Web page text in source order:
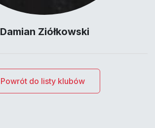
Damian Ziółkowski
Powrót do listy klubów